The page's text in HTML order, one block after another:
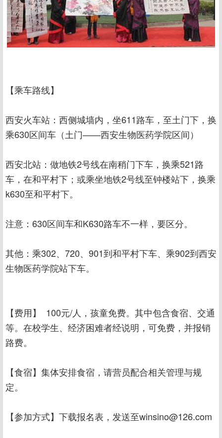
【乘车路线】
西安火车站：西侧城墙内，坐611路车，至土门下，换
乘630区间车（土门——西安生物医药学院区间）
西安北站：做地铁2号线在南稍门下车，换乘521路
车，在和平村下；或乘坐地铁2号线至钟楼站下，换乘
k630至和平村下。
注意：630区间车和K630路车不一样，要区分。
其他：乘302、720、901到和平村下车、乘902到西安
生物医药学院站下车。
【费用】 100元/人，孩童免费。其中包含食宿、交通
等。在校学生、经济困难者经说明，可免费，并报销
路费。
【食宿】集体安排食宿，请营员配合相关管理与规
定。
【参加方式】下载报名表，发送至winsino@126.com